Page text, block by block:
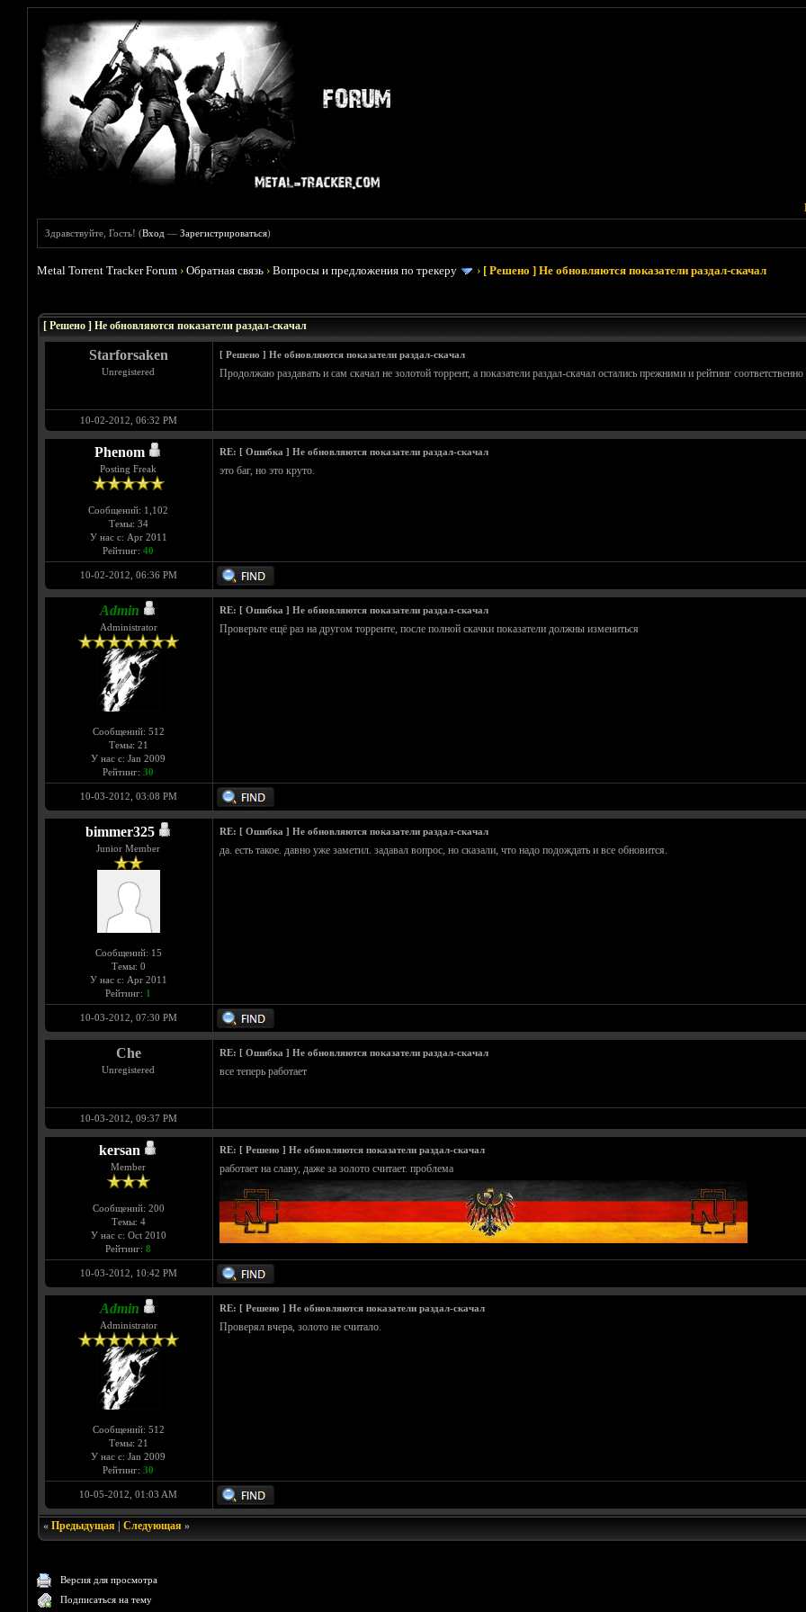
Здравствуйте, Гость! (Вход —Зарегистрироваться)
Metal Torrent Tracker Forum ›Обратная связь ›Вопросы и предложения по трекеру › [ Решено ] Не обновляются показатели раздал-скачал
[ Решено ] Не обновляются показатели раздал-скачал
Starforsaken
Unregistered
[ Решено ] Не обновляются показатели раздал-скачал
Продолжаю раздавать и сам скачал не золотой торрент, а показатели раздал-скачал остались прежними и рейтинг соответственно
10-02-2012, 06:32 PM
Phenom
Posting Freak
Сообщений: 1,102
Темы: 34
У нас с: Apr 2011
Рейтинг: 40
RE: [ Ошибка ] Не обновляются показатели раздал-скачал
это баг, но это круто.
10-02-2012, 06:36 PM
Admin
Administrator
Сообщений: 512
Темы: 21
У нас с: Jan 2009
Рейтинг: 30
RE: [ Ошибка ] Не обновляются показатели раздал-скачал
Проверьте ещё раз на другом торренте, после полной скачки показатели должны измениться
10-03-2012, 03:08 PM
bimmer325
Junior Member
Сообщений: 15
Темы: 0
У нас с: Apr 2011
Рейтинг: 1
RE: [ Ошибка ] Не обновляются показатели раздал-скачал
да. есть такое. давно уже заметил. задавал вопрос, но сказали, что надо подождать и все обновится.
10-03-2012, 07:30 PM
Che
Unregistered
RE: [ Ошибка ] Не обновляются показатели раздал-скачал
все теперь работает
10-03-2012, 09:37 PM
kersan
Member
Сообщений: 200
Темы: 4
У нас с: Oct 2010
Рейтинг: 8
RE: [ Решено ] Не обновляются показатели раздал-скачал
работает на славу, даже за золото считает. проблема
10-03-2012, 10:42 PM
Admin
Administrator
Сообщений: 512
Темы: 21
У нас с: Jan 2009
Рейтинг: 30
RE: [ Решено ] Не обновляются показатели раздал-скачал
Проверял вчера, золото не считало.
10-05-2012, 01:03 AM
« Предыдущая| Следующая»
Версия для просмотра
Подписаться на тему